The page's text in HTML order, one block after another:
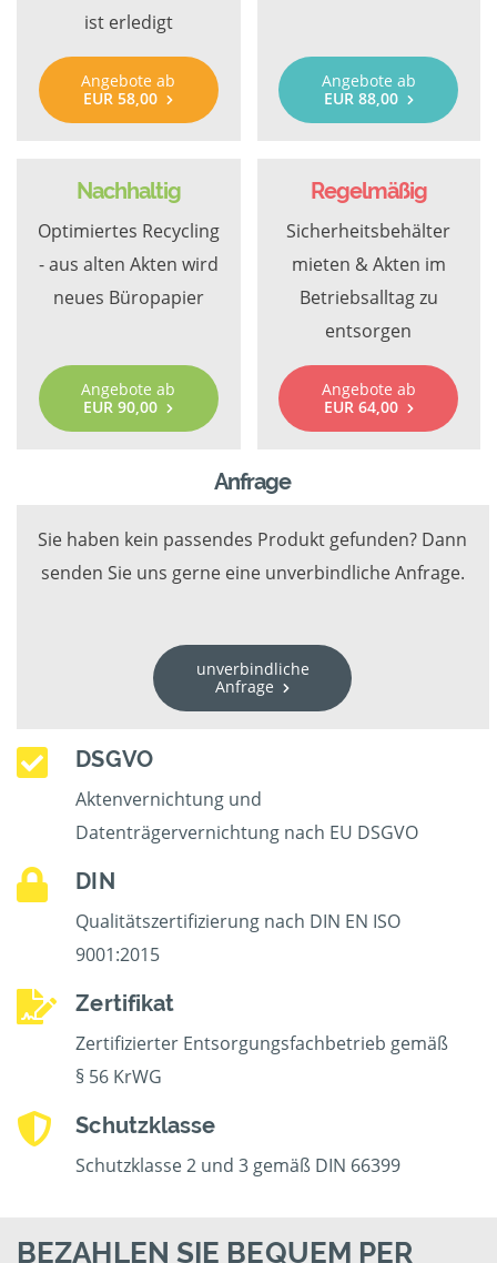
ist erledigt
Angebote ab
EUR 58,00
Angebote ab
EUR 88,00
Nachhaltig
Optimiertes Recycling
- aus alten Akten wird
neues Büropapier
Angebote ab
EUR 90,00
Regelmäßig
Sicherheitsbehälter
mieten & Akten im
Betriebsalltag zu
entsorgen
Angebote ab
EUR 64,00
Anfrage
Sie haben kein passendes Produkt gefunden? Dann
senden Sie uns gerne eine unverbindliche Anfrage.
unverbindliche
Anfrage
DSGVO
Aktenvernichtung und
Datenträgervernichtung nach EU DSGVO
DIN
Qualitätszertifizierung nach DIN EN ISO
9001:2015
Zertifikat
Zertifizierter Entsorgungsfachbetrieb gemäß
§ 56 KrWG
Schutzklasse
Schutzklasse 2 und 3 gemäß DIN 66399
BEZAHLEN SIE BEQUEM PER